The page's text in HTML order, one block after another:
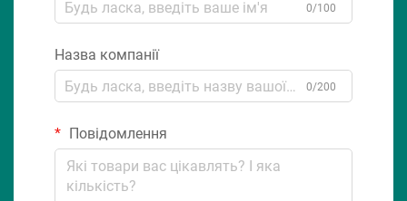
0/100
Назва компанії
0/200
Повідомлення